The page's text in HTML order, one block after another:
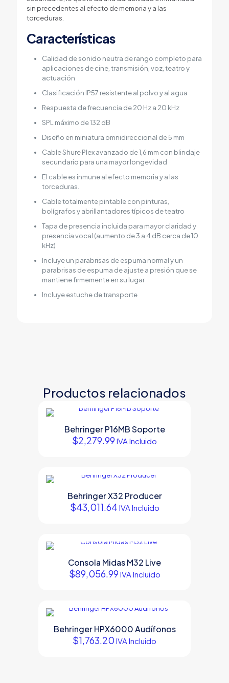
sin precedentes al efecto de memoria y a las
torceduras.
Características
Calidad de sonido neutra de rango completo para
aplicaciones de cine, transmisión, voz, teatro y
actuación
Clasificación IP57 resistente al polvo y al agua
Respuesta de frecuencia de 20 Hz a 20 kHz
SPL máximo de 132 dB
Diseño en miniatura omnidireccional de 5 mm
Cable Shure Plex avanzado de 1,6 mm con blindaje
secundario para una mayor longevidad
El cable es inmune al efecto memoria y a las
torceduras.
Cable totalmente pintable con pinturas,
bolígrafos y abrillantadores típicos de teatro
Tapa de presencia incluida para mayor claridad y
presencia vocal (aumento de 3 a 4 dB cerca de 10
kHz)
Incluye un parabrisas de espuma normal y un
parabrisas de espuma de ajuste a presión que se
mantiene firmemente en su lugar
Incluye estuche de transporte
Productos relacionados
Behringer P16MB Soporte
$2,279.99 IVA Incluido
Behringer X32 Producer
$43,011.64 IVA Incluido
Consola Midas M32 Live
$89,056.99 IVA Incluido
Behringer HPX6000 Audífonos
$1,763.20 IVA Incluido